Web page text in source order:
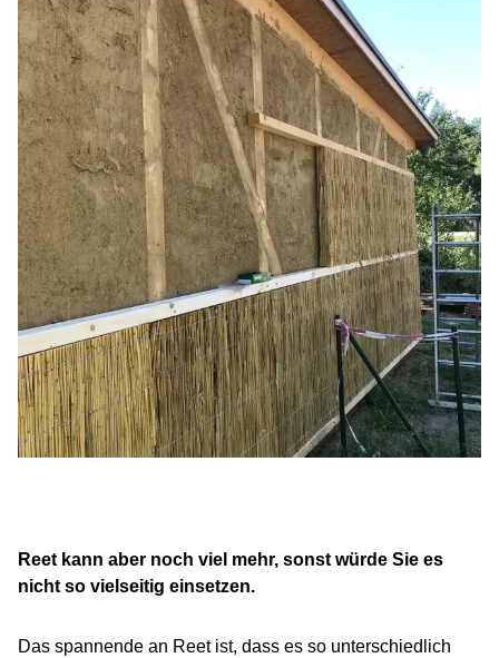
Reet kann aber noch viel mehr, sonst würde Sie es
nicht so vielseitig einsetzen.
Das spannende an Reet ist, dass es so unterschiedlich